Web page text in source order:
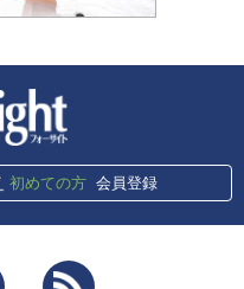
初めての方 会員登録
Twitter